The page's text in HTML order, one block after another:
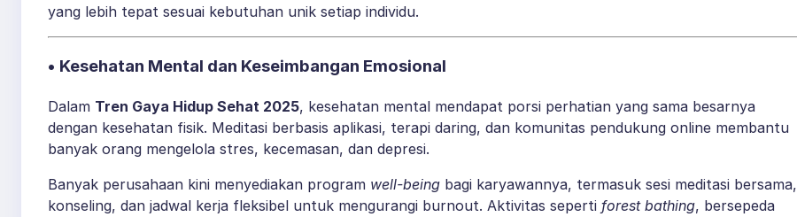
yang lebih tepat sesuai kebutuhan unik setiap individu.
• Kesehatan Mental dan Keseimbangan Emosional
Dalam Tren Gaya Hidup Sehat 2025, kesehatan mental mendapat porsi perhatian yang sama besarnya
dengan kesehatan fisik. Meditasi berbasis aplikasi, terapi daring, dan komunitas pendukung online membantu
banyak orang mengelola stres, kecemasan, dan depresi.
Banyak perusahaan kini menyediakan program well-being bagi karyawannya, termasuk sesi meditasi bersama,
konseling, dan jadwal kerja fleksibel untuk mengurangi burnout. Aktivitas seperti forest bathing, bersepeda